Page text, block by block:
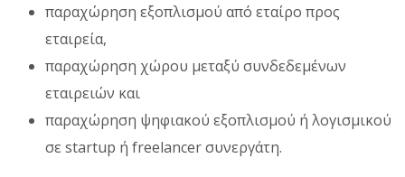
παραχώρηση εξοπλισμού από εταίρο προς
εταιρεία,
παραχώρηση χώρου μεταξύ συνδεδεμένων
εταιρειών και
παραχώρηση ψηφιακού εξοπλισμού ή λογισμικού
σε startup ή freelancer συνεργάτη.